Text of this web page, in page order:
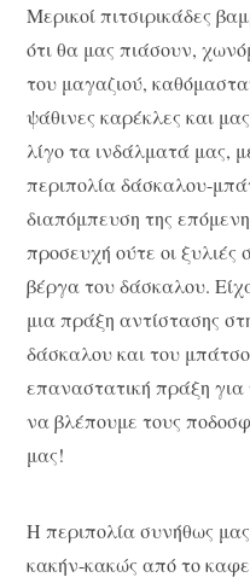
Μερικοί πιτσιρικάδες
ότι θα μας πιάσουν,
του μαγαζιού,
ψάθινες καρέκλες και
λίγο τα ινδάλματά μας,
περιπολία δάσκαλου-
διαπόμπευση της
προσευχή ούτε οι
βέργα του δάσκαλου.
μια πράξη αντίστασης
δάσκαλου και του
επαναστατική πράξη για
να βλέπουμε τους
μας!
Η περιπολία συνήθως
κακήν-κακώς από το